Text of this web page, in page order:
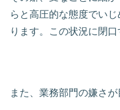
らと高圧的な態度でい
ります。この状況に閉
また、業務部門の嫌さが